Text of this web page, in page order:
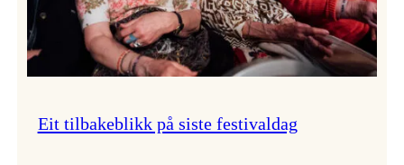
Eit tilbakeblikk på siste festivaldag